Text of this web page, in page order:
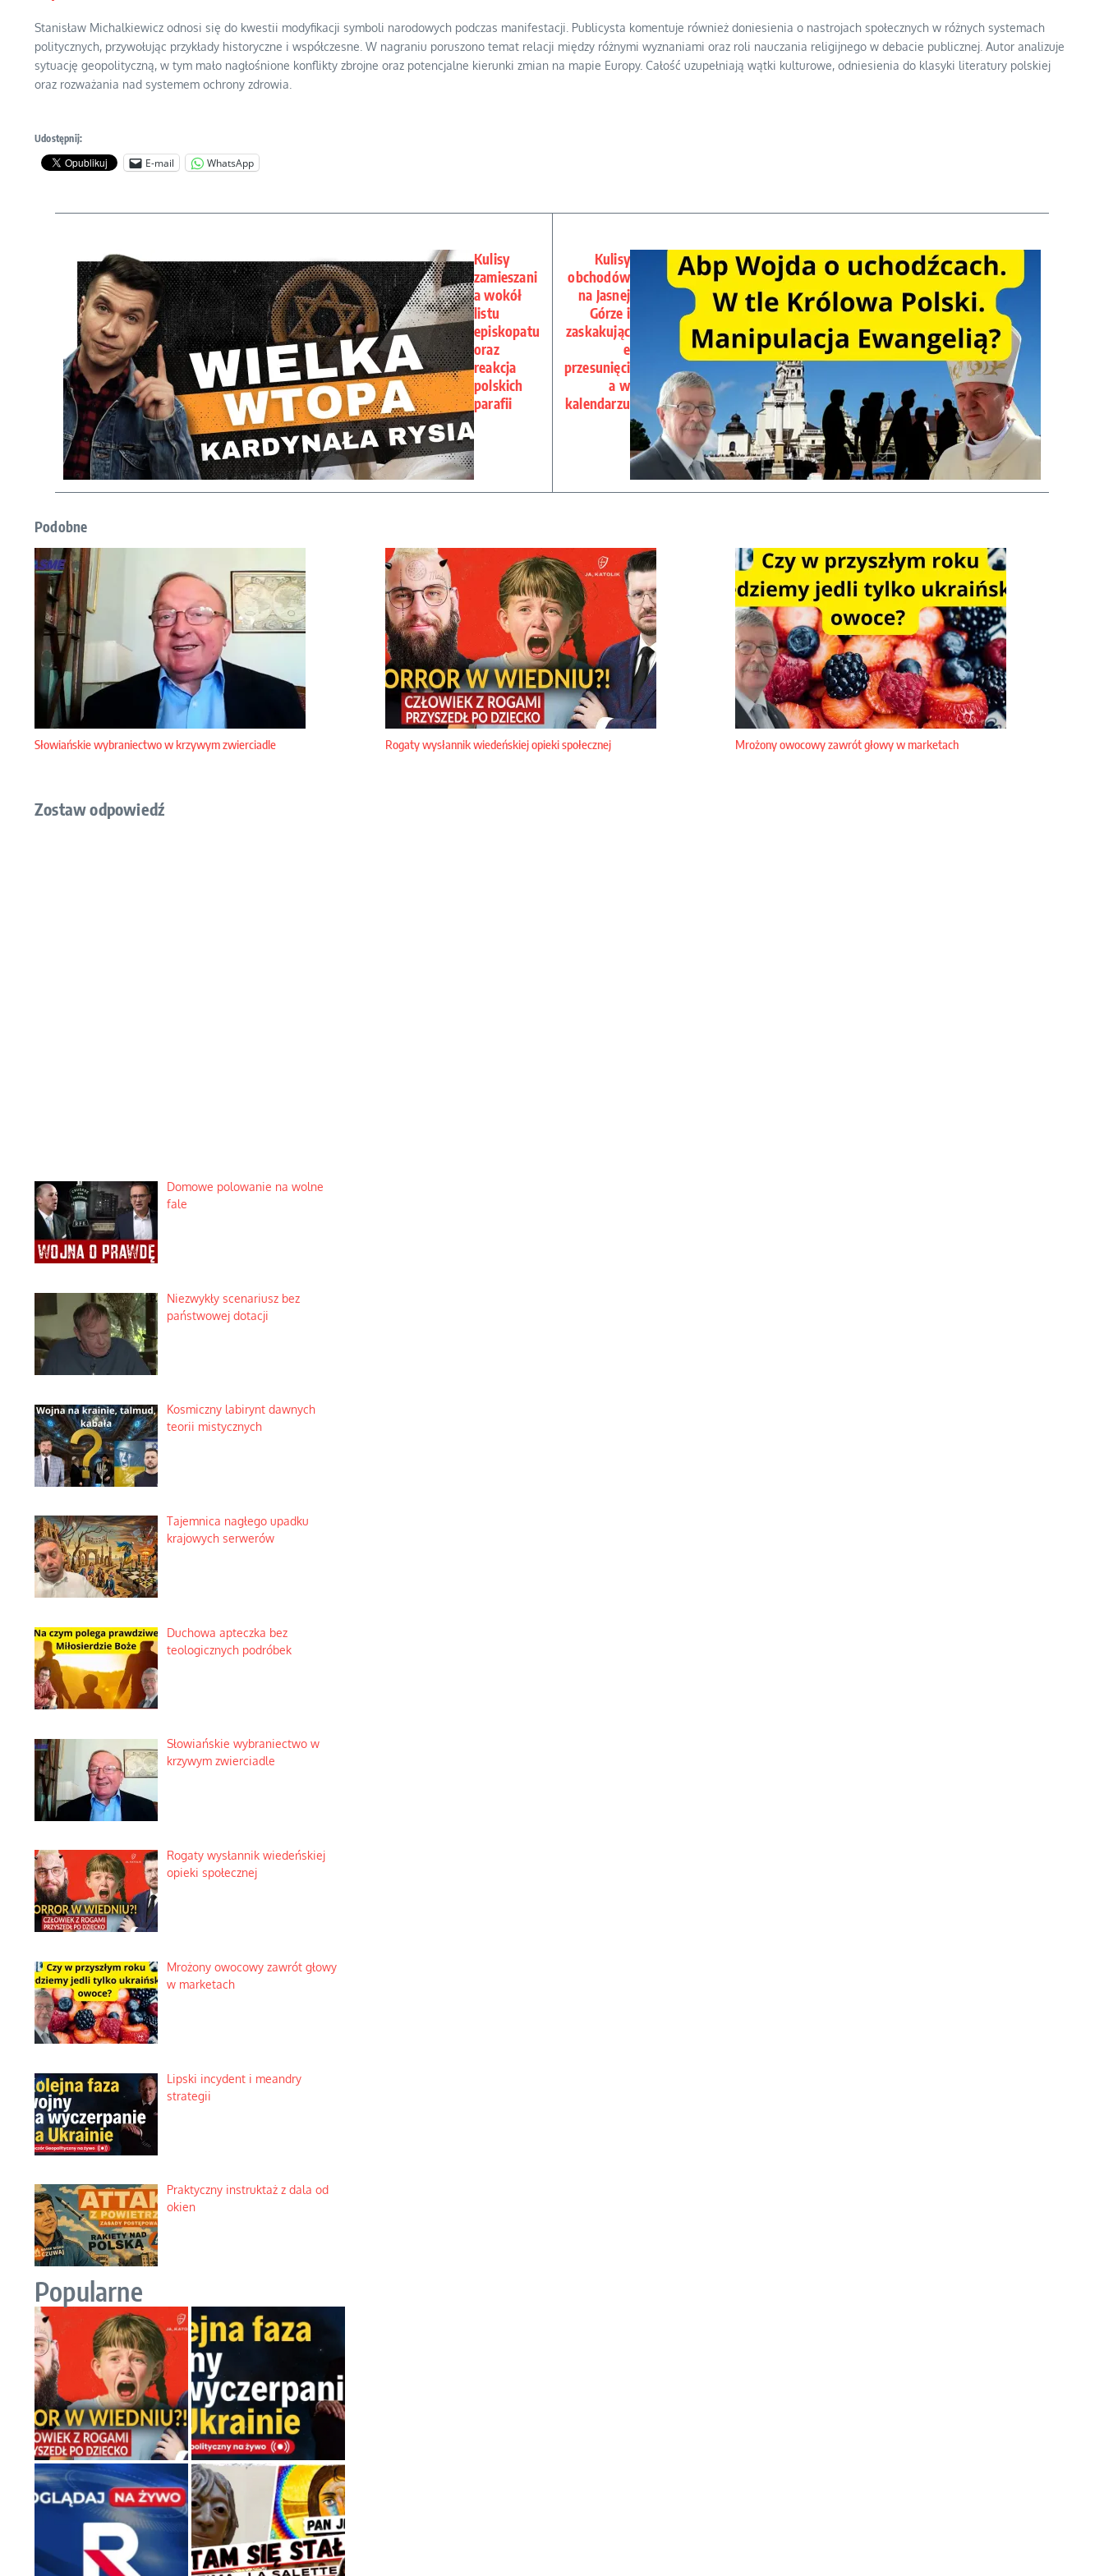
Stanisław Michalkiewicz odnosi się do kwestii modyfikacji symboli narodowych podczas manifestacji. Publicysta komentuje również doniesienia o nastrojach społecznych w różnych systemach
politycznych, przywołując przykłady historyczne i współczesne. W nagraniu poruszono temat relacji między różnymi wyznaniami oraz roli nauczania religijnego w debacie publicznej. Autor analizuje
sytuację geopolityczną, w tym mało nagłośnione konflikty zbrojne oraz potencjalne kierunki zmian na mapie Europy. Całość uzupełniają wątki kulturowe, odniesienia do klasyki literatury polskiej
oraz rozważania nad systemem ochrony zdrowia.
Udostępnij:
E-mail WhatsApp
Kulisy
zamieszani
a wokół
listu
episkopatu
oraz
reakcja
polskich
parafii
Kulisy
obchodów
na Jasnej
Górze i
zaskakując
e
przesunięci
a w
kalendarzu
Podobne
Słowiańskie wybraniectwo w krzywym zwierciadle Rogaty wysłannik wiedeńskiej opieki społecznej Mrożony owocowy zawrót głowy w marketach
Zostaw odpowiedź
Domowe polowanie na wolne
fale
Niezwykły scenariusz bez
państwowej dotacji
Kosmiczny labirynt dawnych
teorii mistycznych
Tajemnica nagłego upadku
krajowych serwerów
Duchowa apteczka bez
teologicznych podróbek
Słowiańskie wybraniectwo w
krzywym zwierciadle
Rogaty wysłannik wiedeńskiej
opieki społecznej
Mrożony owocowy zawrót głowy
w marketach
Lipski incydent i meandry
strategii
Praktyczny instruktaż z dala od
okien
Popularne